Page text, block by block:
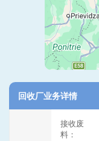
回收厂业务详情
接收废
料：